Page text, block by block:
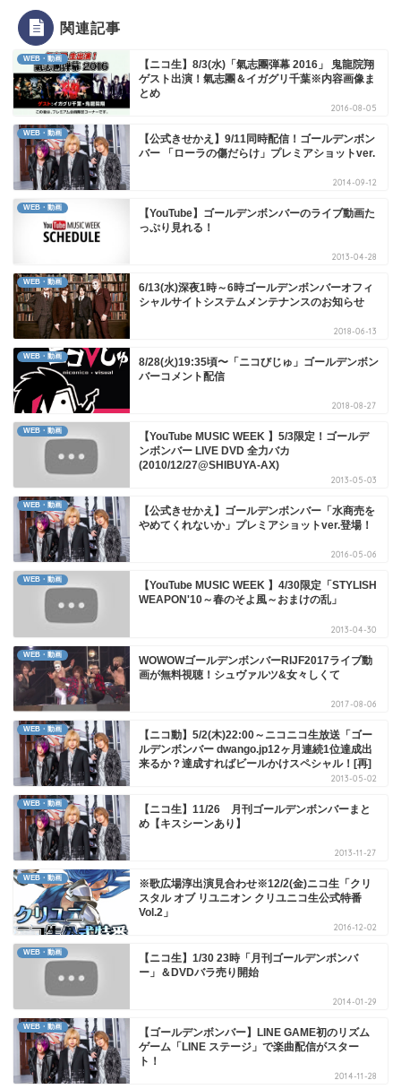
関連記事
WEB・動画
【ニコ生】8/3(水)「氣志團弾幕 2016」 鬼龍院翔
ゲスト出演！氣志團＆イガグリ千葉※内容画像ま
とめ
2016-08-05
WEB・動画
【公式きせかえ】9/11同時配信！ゴールデンボン
バー 「ローラの傷だらけ」プレミアショットver.
2014-09-12
WEB・動画
【YouTube】ゴールデンボンバーのライブ動画た
っぷり見れる！
2013-04-28
WEB・動画
6/13(水)深夜1時～6時ゴールデンボンバーオフィ
シャルサイトシステムメンテナンスのお知らせ
2018-06-13
WEB・動画
8/28(火)19:35頃〜「ニコびじゅ」ゴールデンボン
バーコメント配信
2018-08-27
WEB・動画
【YouTube MUSIC WEEK 】5/3限定！ゴールデ
ンボンバー LIVE DVD 全力バカ
(2010/12/27@SHIBUYA-AX)
2013-05-03
WEB・動画
【公式きせかえ】ゴールデンボンバー「水商売を
やめてくれないか」プレミアショットver.登場！
2016-05-06
WEB・動画
【YouTube MUSIC WEEK 】4/30限定「STYLISH
WEAPON'10～春のそよ風～おまけの乱」
2013-04-30
WEB・動画
WOWOWゴールデンボンバーRIJF2017ライブ動
画が無料視聴！シュヴァルツ&女々しくて
2017-08-06
WEB・動画
【ニコ動】5/2(木)22:00～ニコニコ生放送「ゴー
ルデンボンバー dwango.jp12ヶ月連続1位達成出
来るか？達成すればビールかけスペシャル！[再]
2013-05-02
WEB・動画
【ニコ生】11/26 月刊ゴールデンボンバーまと
め【キスシーンあり】
2013-11-27
WEB・動画
※歌広場淳出演見合わせ※12/2(金)ニコ生「クリ
スタル オブ リユニオン クリユニコ生公式特番
Vol.2」
2016-12-02
WEB・動画
【ニコ生】1/30 23時「月刊ゴールデンボンバ
ー」＆DVDバラ売り開始
2014-01-29
WEB・動画
【ゴールデンボンバー】LINE GAME初のリズム
ゲーム「LINE ステージ」で楽曲配信がスター
ト！
2014-11-28